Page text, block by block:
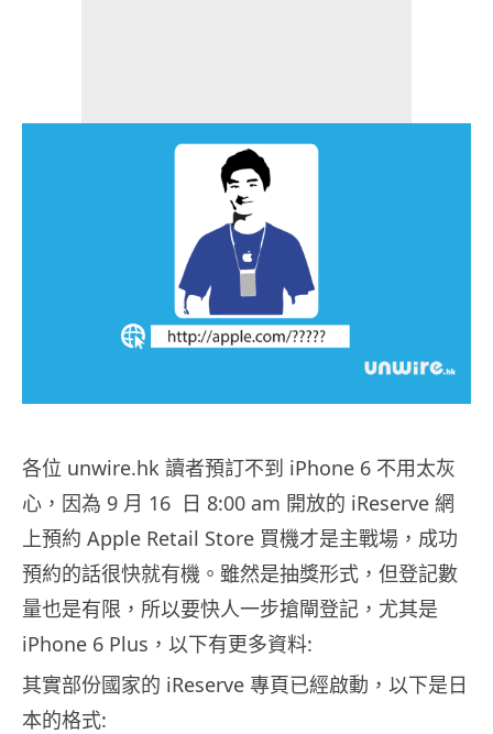
各位 unwire.hk 讀者預訂不到 iPhone 6 不用太灰
心，因為 9 月 16 日 8:00 am 開放的 iReserve 網
上預約 Apple Retail Store 買機才是主戰場，成功
預約的話很快就有機。雖然是抽獎形式，但登記數
量也是有限，所以要快人一步搶閘登記，尤其是
iPhone 6 Plus，以下有更多資料:
其實部份國家的 iReserve 專頁已經啟動，以下是日
本的格式: